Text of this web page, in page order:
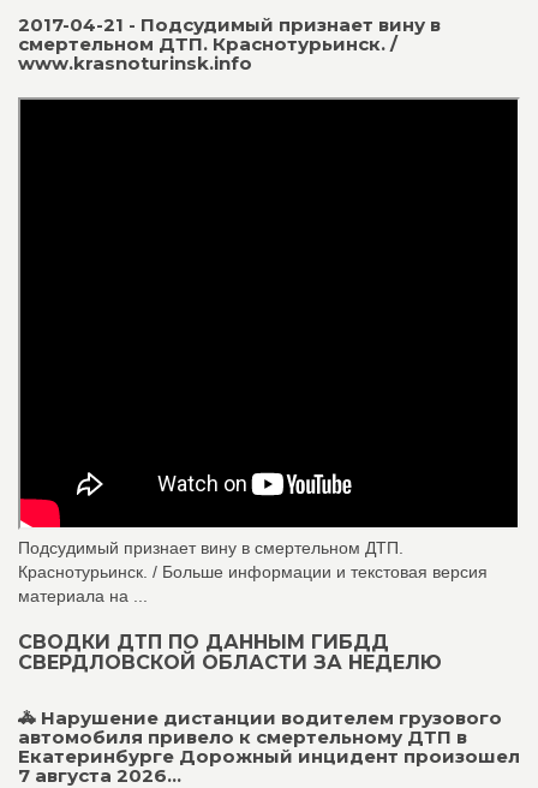
2017-04-21 - Подсудимый признает вину в
смертельном ДТП. Краснотурьинск. /
www.krasnoturinsk.info
Подсудимый признает вину в смертельном ДТП.
Краснотурьинск. / Больше информации и текстовая версия
материала на ...
СВОДКИ ДТП ПО ДАННЫМ ГИБДД
СВЕРДЛОВСКОЙ ОБЛАСТИ ЗА НЕДЕЛЮ
🚓 Нарушение дистанции водителем грузового
автомобиля привело к смертельному ДТП в
Екатеринбурге Дорожный инцидент произошел
7 августа 2026...